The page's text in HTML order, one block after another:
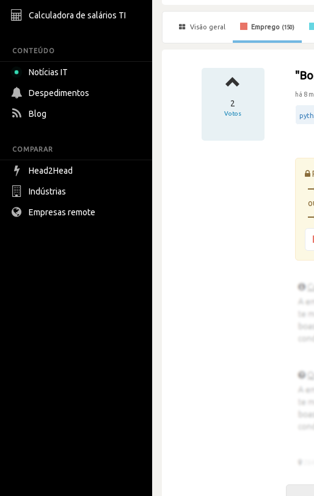
Calculadora de salários TI
CONTEÚDO
Notícias IT
Despedimentos
Blog
COMPARAR
Head2Head
Indústrias
Empresas remote
Visão geral Emprego (150)
2
Votos
há 8